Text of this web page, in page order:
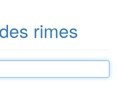
rimes